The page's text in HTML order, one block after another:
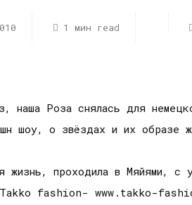
1 мин read
Роза снялась для
шоу, о звёздах и их образе
жизнь, проходила в Мяйями, с
fashion- www.takko-